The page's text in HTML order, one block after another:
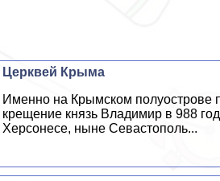
Церквей Крыма
Именно на Крымском полуострове
крещение князь Владимир в 988
Херсонесе, ныне Севастополь...